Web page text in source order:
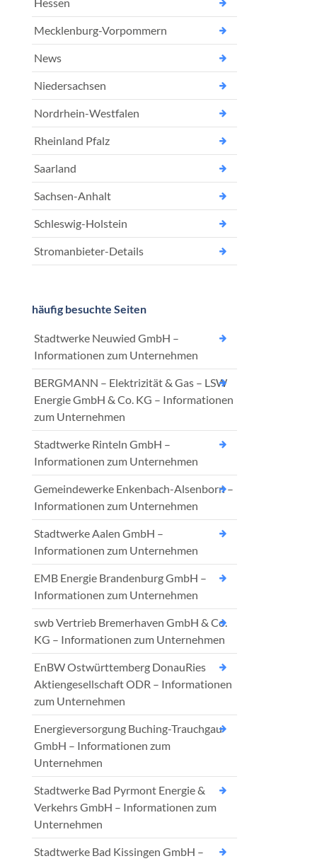
Mecklenburg-Vorpommern
News
Niedersachsen
Nordrhein-Westfalen
Rheinland Pfalz
Saarland
Sachsen-Anhalt
Schleswig-Holstein
Stromanbieter-Details
häufig besuchte Seiten
Stadtwerke Neuwied GmbH –
Informationen zum Unternehmen
BERGMANN – Elektrizität & Gas – LSW
Energie GmbH & Co. KG – Informationen
zum Unternehmen
Stadtwerke Rinteln GmbH –
Informationen zum Unternehmen
Gemeindewerke Enkenbach-Alsenborn –
Informationen zum Unternehmen
Stadtwerke Aalen GmbH –
Informationen zum Unternehmen
EMB Energie Brandenburg GmbH –
Informationen zum Unternehmen
swb Vertrieb Bremerhaven GmbH & Co.
KG – Informationen zum Unternehmen
EnBW Ostwürttemberg DonauRies
Aktiengesellschaft ODR – Informationen
zum Unternehmen
Energieversorgung Buching-Trauchgau
GmbH – Informationen zum
Unternehmen
Stadtwerke Bad Pyrmont Energie &
Verkehrs GmbH – Informationen zum
Unternehmen
Stadtwerke Bad Kissingen GmbH –